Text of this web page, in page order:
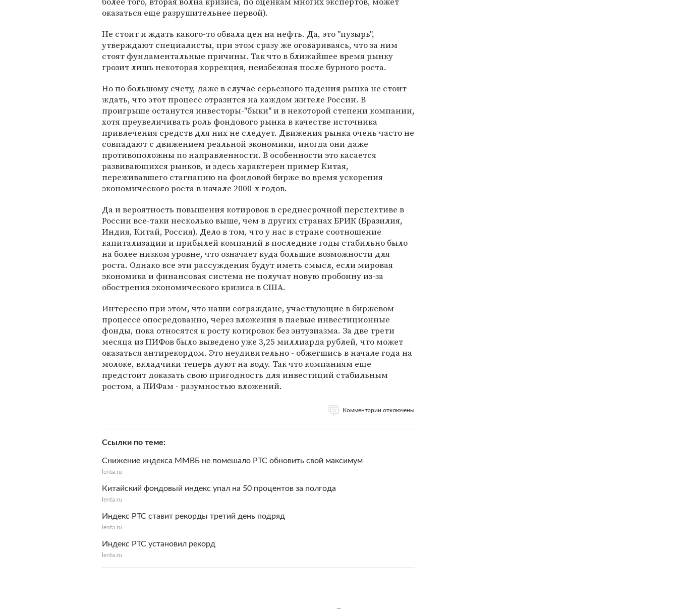
оказаться еще разрушительнее первой).
Не стоит и ждать какого-то обвала цен на нефть. Да, это "пузырь",
утверждают специалисты, при этом сразу же оговариваясь, что за ним
стоят фундаментальные причины. Так что в ближайшее время рынку
грозит лишь некоторая коррекция, неизбежная после бурного роста.
Но по большому счету, даже в случае серьезного падения рынка не стоит
ждать, что этот процесс отразится на каждом жителе России. В
проигрыше останутся инвесторы-"быки" и в некоторой степени компании,
хотя преувеличивать роль фондового рынка в качестве источника
привлечения средств для них не следует. Движения рынка очень часто не
совпадают с движением реальной экономики, иногда они даже
противоположны по направленности. В особенности это касается
развивающихся рынков, и здесь характерен пример Китая,
переживавшего стагнацию на фондовой бирже во время ускорения
экономического роста в начале 2000-х годов.
Да и вероятность повышения котировок в среднесрочной перспективе в
России все-таки несколько выше, чем в других странах БРИК (Бразилия,
Индия, Китай, Россия). Дело в том, что у нас в стране соотношение
капитализации и прибылей компаний в последние годы стабильно было
на более низком уровне, что означает куда большие возможности для
роста. Однако все эти рассуждения будут иметь смысл, если мировая
экономика и финансовая система не получат новую пробоину из-за
обострения экономического кризиса в США.
Интересно при этом, что наши сограждане, участвующие в биржевом
процессе опосредованно, через вложения в паевые инвестиционные
фонды, пока относятся к росту котировок без энтузиазма. За две трети
месяца из ПИФов было выведено уже 3,25 миллиарда рублей, что может
оказаться антирекордом. Это неудивительно - обжегшись в начале года на
молоке, вкладчики теперь дуют на воду. Так что компаниям еще
предстоит доказать свою пригодность для инвестиций стабильным
ростом, а ПИФам - разумностью вложений.
Комментарии отключены
Ссылки по теме
Снижение индекса ММВБ не помешало РТС обновить свой максимум
lenta.ru
Китайский фондовый индекс упал на 50 процентов за полгода
lenta.ru
Индекс РТС ставит рекорды третий день подряд
lenta.ru
Индекс РТС установил рекорд
lenta.ru